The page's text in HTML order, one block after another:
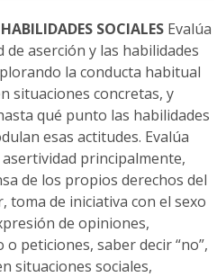
SOCIALESEvalúa
de aserción y las habilidades
la conducta habitual
situaciones concretas, y
qué punto las habilidades
esas actitudes. Evalúa
principalmente,
de los propios derechos del
toma de iniciativa con el sexo
de opiniones,
peticiones, saber decir “no”,
situaciones sociales,